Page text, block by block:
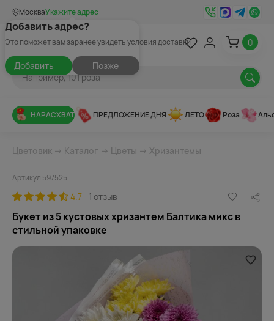
МоскваУкажите адрес
Добавить адрес?
Это поможет вам заранее увидеть условия доставки
Добавить Позже
0
НАРАСХВАТ ПРЕДЛОЖЕНИЕ ДНЯ ЛЕТО Роза
Цветовик → Каталог → Цветы → Хризантемы
Артикул 597525
4.7 1 отзыв
Букет из 5 кустовых хризантем Балтика микс в
стильной упаковке